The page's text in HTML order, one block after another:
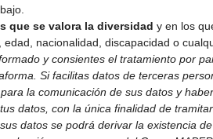
que se valora la diversidad y en los
nacionalidad, discapacidad o
y consientes el tratamiento por
Si facilitas datos de terceras
la comunicación de sus datos y
datos, con la única finalidad de
datos se podrá derivar la existencia